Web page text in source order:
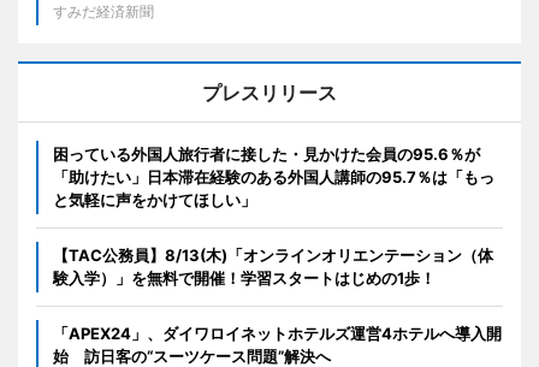
すみだ経済新聞
プレスリリース
困っている外国人旅行者に接した・見かけた会員の95.6％が
「助けたい」日本滞在経験のある外国人講師の95.7％は「もっ
と気軽に声をかけてほしい」
【TAC公務員】8/13(木)「オンラインオリエンテーション（体
験入学）」を無料で開催！学習スタートはじめの1歩！
「APEX24」、ダイワロイネットホテルズ運営4ホテルへ導入開
始 訪日客の“スーツケース問題”解決へ